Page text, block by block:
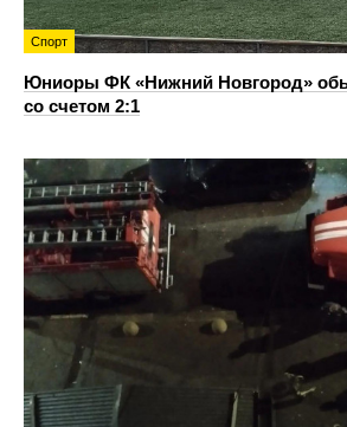
Спорт
Юниоры ФК «Нижний Новгород»
со счетом 2:1